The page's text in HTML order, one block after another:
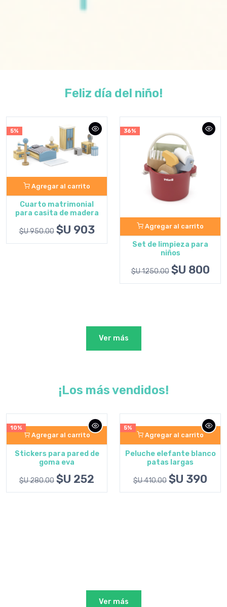
Feliz día del niño!
36%
Agregar al carrito
Set de limpieza para
10%
Agregar al carrito
Valija carrito para niños
fucsia
$U 2190.00 $U 1971
Ver más
¡Los más vendidos!
5%
Agregar al carrito
Peluche elefante blanco
patas largas
$U 410.00 $U 390
5%
Ver opciones
Cesto organizador de
ropa sucia
$U 2590.00 $U 2461
Ver más